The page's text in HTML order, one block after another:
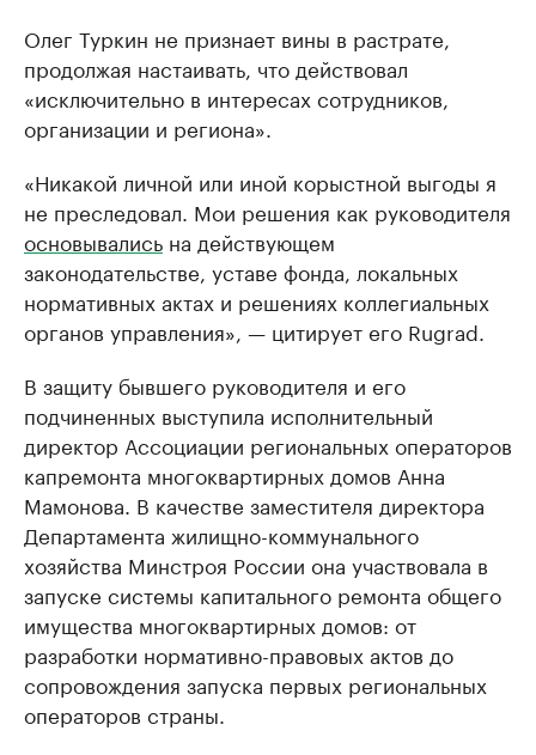
Олег Туркин не признает вины в растрате,
продолжая настаивать, что действовал
«исключительно в интересах сотрудников,
организации и региона».
«Никакой личной или иной корыстной выгоды я
не преследовал. Мои решения как руководителя
основывались на действующем
законодательстве, уставе фонда, локальных
нормативных актах и решениях коллегиальных
органов управления», — цитирует его Rugrad.
В защиту бывшего руководителя и его
подчиненных выступила исполнительный
директор Ассоциации региональных операторов
капремонта многоквартирных домов Анна
Мамонова. В качестве заместителя директора
Департамента жилищно-коммунального
хозяйства Минстроя России она участвовала в
запуске системы капитального ремонта общего
имущества многоквартирных домов: от
разработки нормативно-правовых актов до
сопровождения запуска первых региональных
операторов страны.